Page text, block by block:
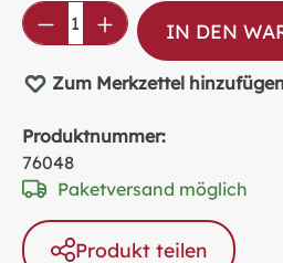
Produkt Anzahl: Gib
IN DEN
Zum Merkzettel hinzufügen
Produktnummer:
76048
Paketversand möglich
Produkt teilen